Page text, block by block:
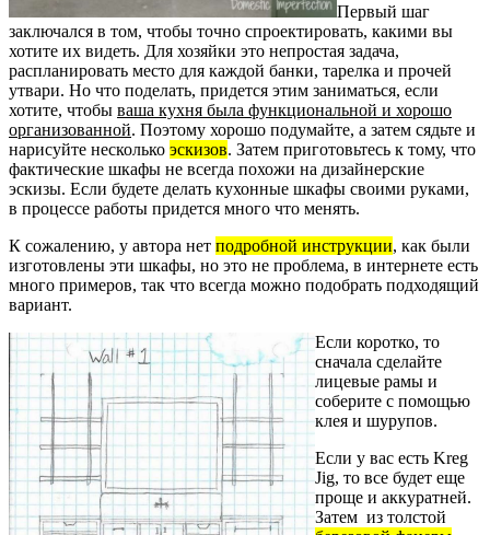
Первый шаг
заключался в том, чтобы точно спроектировать, какими вы
хотите их видеть. Для хозяйки это непростая задача,
распланировать место для каждой банки, тарелка и прочей
утвари. Но что поделать, придется этим заниматься, если
хотите, чтобы ваша кухня была функциональной и хорошо
организованной. Поэтому хорошо подумайте, а затем сядьте и
нарисуйте несколько эскизов. Затем приготовьтесь к тому, что
фактические шкафы не всегда похожи на дизайнерские
эскизы. Если будете делать кухонные шкафы своими руками,
в процессе работы придется много что менять.
К сожалению, у автора нет подробной инструкции, как были
изготовлены эти шкафы, но это не проблема, в интернете есть
много примеров, так что всегда можно подобрать подходящий
вариант.
Если коротко, то
сначала сделайте
лицевые рамы и
соберите с помощью
клея и шурупов.
Если у вас есть Kreg
Jig, то все будет еще
проще и аккуратней.
Затем из толстой